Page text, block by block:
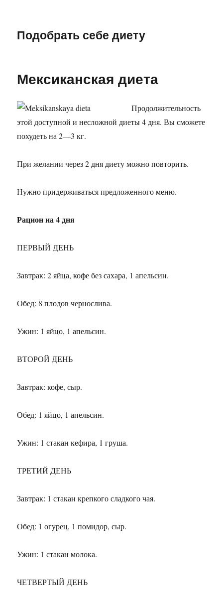
Подобрать себе диету
Мексиканская диета
Продолжительность
этой доступной и несложной диеты 4 дня. Вы сможете
похудеть на 2—3 кг.
При желании через 2 дня диету можно повторить.
Нужно придерживаться предложенного меню.
Рацион на 4 дня
ПЕРВЫЙ ДЕНЬ
Завтрак: 2 яйца, кофе без сахара, 1 апельсин.
Обед: 8 плодов чернослива.
Ужин: 1 яйцо, 1 апельсин.
ВТОРОЙ ДЕНЬ
Завтрак: кофе, сыр.
Обед: 1 яйцо, 1 апельсин.
Ужин: 1 стакан кефира, 1 груша.
ТРЕТИЙ ДЕНЬ
Завтрак: 1 стакан крепкого сладкого чая.
Обед: 1 огурец, 1 помидор, сыр.
Ужин: 1 стакан молока.
ЧЕТВЕРТЫЙ ДЕНЬ